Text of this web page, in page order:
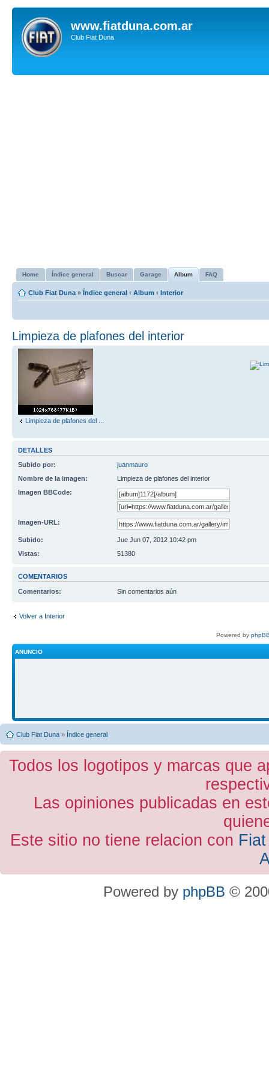
www.fiatduna.com.ar
Club Fiat Duna
Home Índice general Buscar Garage Album FAQ
Club Fiat Duna » Índice general ‹ Album ‹ Interior
Limpieza de plafones del interior
Limpieza de plafones del ...
DETALLES
Subido por:
juanmauro
Nombre de la imagen:
Limpieza de plafones del interior
Imagen BBCode:
Imagen-URL:
Subido:
Jue Jun 07, 2012 10:42 pm
Vistas:
51380
COMENTARIOS
Comentarios: Sin comentarios aún
Volver a Interior
Powered by
ANUNCIO
Club Fiat Duna » Índice general
Todos los logotipos y marcas que
Las opiniones publicadas en
Este sitio no tiene relacion con
Powered by phpBB ©